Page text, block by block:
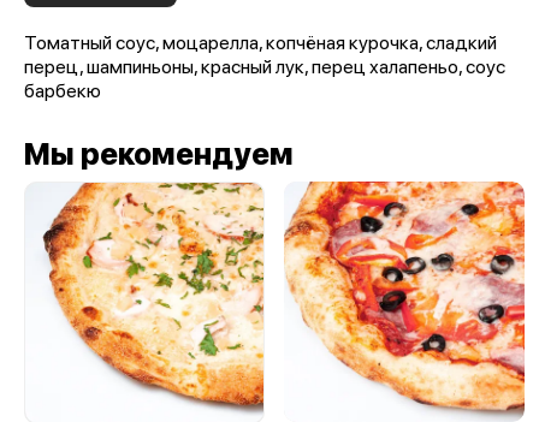
Томатный соус, моцарелла, копчёная курочка, сладкий
перец, шампиньоны, красный лук, перец халапеньо, соус
барбекю
Мы рекомендуем